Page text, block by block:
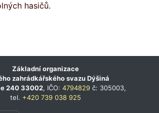
hasičů.
Základní organizace
zahrádkářského svazu Dýšiná
240 33002, IČO: 4794829č: 305003,
tel. +420 739 038 925